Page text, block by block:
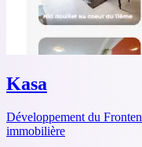
Kasa
Développement du
immobilière